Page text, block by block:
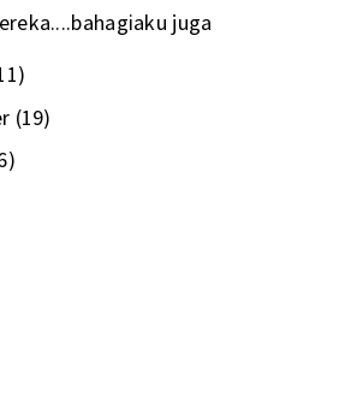
juga
(19)